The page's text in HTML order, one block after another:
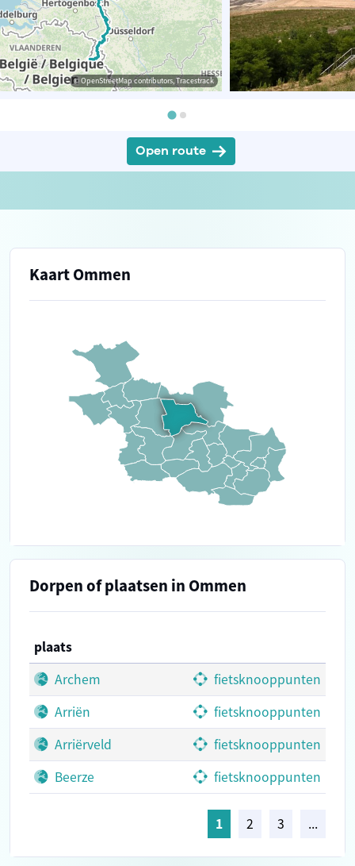
© OpenStreetMap contributors, Tracestrack
Open route
Kaart Ommen
Dorpen of plaatsen in Ommen
plaats
Archem
fietsknooppunten
Arriën
fietsknooppunten
Arriërveld
fietsknooppunten
Beerze
fietsknooppunten
1 2 3 ...